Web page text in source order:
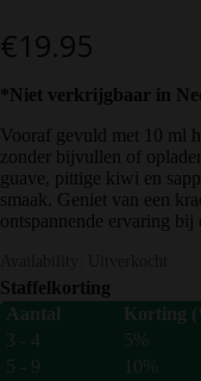
€19.95
*Niet verkrijgbaar in
Vooraf gevuld met 10 ml
zonder bijvullen of
guave, pittige kiwi en
smaak. Geniet van een
ontspannende ervaring bij
Staffelkorting
Aantal
Korting
3 - 4
5%
5 - 9
10%